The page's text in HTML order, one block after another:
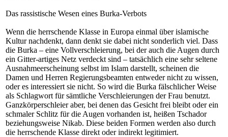
Das rassistische Wesen eines Burka-Verbots
Wenn die herrschende Klasse in Europa einmal über islamische
Kultur nachdenkt, dann denkt sie dabei nicht sonderlich viel. Dass
die Burka – eine Vollverschleierung, bei der auch die Augen durch
ein Gitter-artiges Netz verdeckt sind – tatsächlich eine sehr seltene
Ausnahmeerscheinung selbst im Islam darstellt, scheinen die
Damen und Herren Regierungsbeamten entweder nicht zu wissen,
oder es interessiert sie nicht. So wird die Burka fälschlicher Weise
als Schlagwort für sämtliche Verschleierungen der Frau benutzt.
Ganzkörperschleier aber, bei denen das Gesicht frei bleibt oder ein
schmaler Schlitz für die Augen vorhanden ist, heißen Tschador
beziehungsweise Nikab. Diese beiden Formen werden also durch
die herrschende Klasse direkt oder indirekt legitimiert.